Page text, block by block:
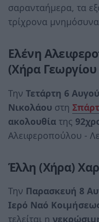
σαρανταήμερα, τα
τρίχρονα
Ελένη
(Χήρα
Την Τετάρτη 6
Νικολάου στη
ακολουθία της
Αλειφεροπούλου -
Έλλη (Χήρα)
Την Παρασκευή 8
Ιερό Ναό
τελείται η